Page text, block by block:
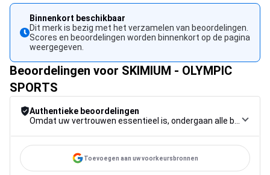
Binnenkort beschikbaar
Dit merk is bezig met het verzamelen van beoordelingen.
Scores en beoordelingen worden binnenkort op de pagina
weergegeven.
Beoordelingen voor SKIMIUM - OLYMPIC
SPORTS
Authentieke beoordelingen
Toevoegen aan uw voorkeursbronnen